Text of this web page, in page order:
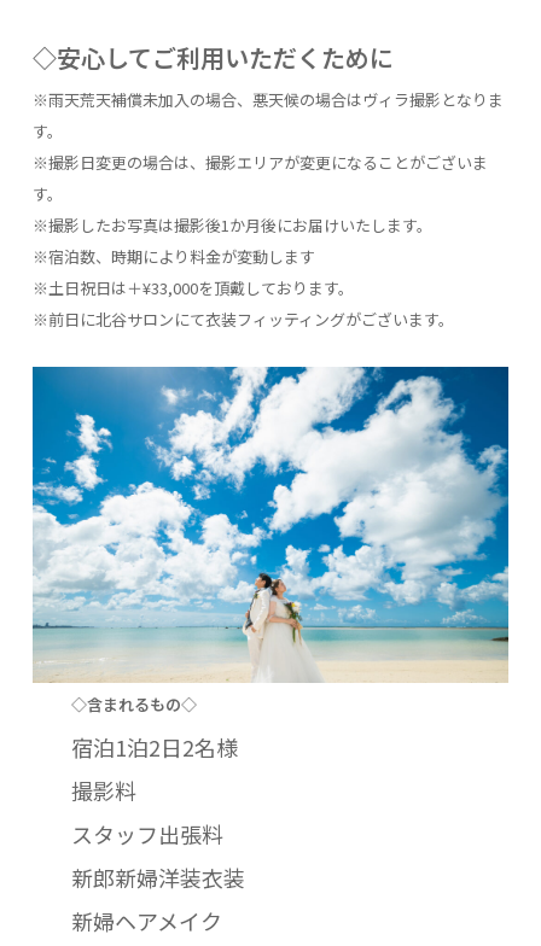
◇安心してご利用いただくために
※雨天荒天補償未加入の場合、悪天候の場合はヴィラ撮影となりま
す。
※撮影日変更の場合は、撮影エリアが変更になることがございま
す。
※撮影したお写真は撮影後1か月後にお届けいたします。
※宿泊数、時期により料金が変動します
※土日祝日は＋¥33,000を頂戴しております。
※前日に北谷サロンにて衣装フィッティングがございます。
◇含まれるもの◇
宿泊1泊2日2名様
撮影料
スタッフ出張料
新郎新婦洋装衣装
新婦ヘアメイク